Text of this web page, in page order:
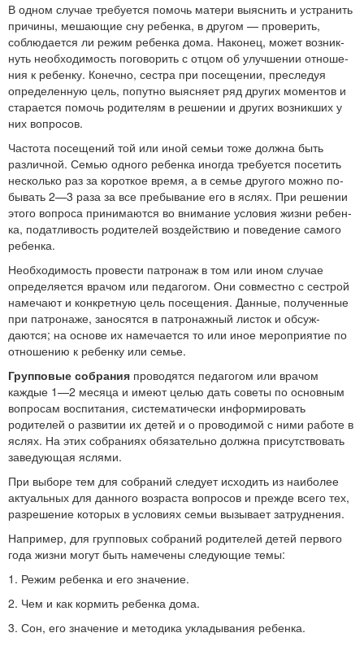
В одном случае требуется помочь матери выяснить и устра­нить
причины, мешающие сну ребенка, в другом — проверить,
соблюдается ли режим ребенка дома. Наконец, может возник­
нуть необходимость поговорить с отцом об улучшении отноше­
ния к ребенку. Конечно, сестра при посещении, преследуя
опре­деленную цель, попутно выясняет ряд других моментов и
ста­рается помочь родителям в решении и других возникших у
них вопросов.
Частота посещений той или иной семьи тоже должна быть
различной. Семью одного ребенка иногда требуется посетить
несколько раз за короткое время, а в семье другого можно по­
бывать 2—3 раза за все пребывание его в яслях. При решении
этого вопроса принимаются во внимание условия жизни ребен­
ка, податливость родителей воздействию и поведение самого
ребенка.
Необходимость провести патронаж в том или ином случае
определяется врачом или педагогом. Они совместно с сест­рой
намечают и конкретную цель посещения. Данные, получен­ные
при патронаже, заносятся в патронажный листок и обсуж­
даются; на основе их намечается то или иное мероприятие по
отношению к ребенку или семье.
Групповые собрания проводятся педагогом или врачом
каждые 1—2 месяца и имеют целью дать советы по ос­новным
вопросам воспитания, систематически информировать
родителей о развитии их детей и о проводимой с ними работе в
яслях. На этих собраниях обязательно должна присутствовать
заведующая яслями.
При выборе тем для собраний следует исходить из наиболее
актуальных для данного возраста вопросов и прежде всего тех,
разрешение которых в условиях семьи вызывает затруднения.
Например, для групповых собраний родителей детей перво­го
года жизни могут быть намечены следующие темы:
1. Режим ребенка и его значение.
2. Чем и как кормить ребенка дома.
3. Сон, его значение и методика укладывания ребенка.